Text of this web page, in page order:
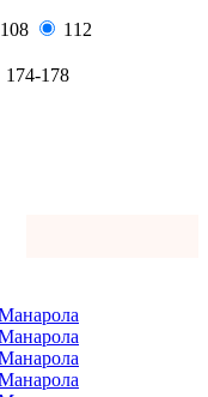
108
112
174-178